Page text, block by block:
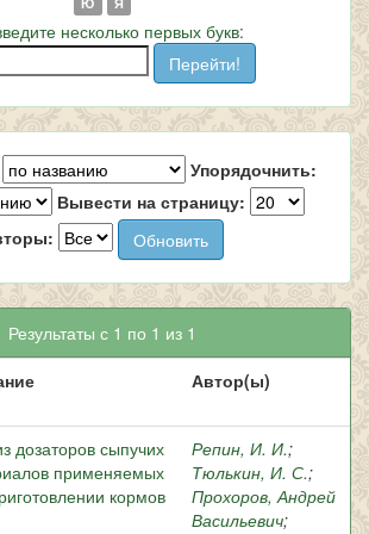
несколько первых букв:
Упорядочнить:
Вывести на страницу:
Результаты с 1 по 1 из 1
Автор(ы)
дозаторов сыпучих
применяемых
кормов
Репин, И. И.;
Тюлькин, И. С.;
Прохоров, Андрей
Васильевич;